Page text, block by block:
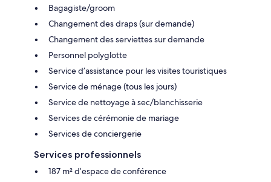
Bagagiste/groom
Changement des draps (sur demande)
Changement des serviettes sur demande
Personnel polyglotte
Service d’assistance pour les visites touristiques
Service de ménage (tous les jours)
Service de nettoyage à sec/blanchisserie
Services de cérémonie de mariage
Services de conciergerie
Services professionnels
187 m² d’espace de conférence